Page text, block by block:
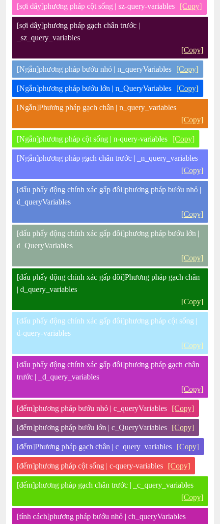
[sợi dây]phương pháp cột sống | sz-query-variables [Copy]
[sợi dây]phương pháp gạch chân trước |
_sz_query_variables
[Copy]
[Ngắn]phương pháp bướu nhỏ | n_queryVariables [Copy]
[Ngắn]phương pháp bướu lớn | n_QueryVariables [Copy]
[Ngắn]Phương pháp gạch chân | n_query_variables
[Copy]
[Ngắn]phương pháp cột sống | n-query-variables [Copy]
[Ngắn]phương pháp gạch chân trước | _n_query_variables
[Copy]
[dấu phẩy động chính xác gấp đôi]phương pháp bướu nhỏ |
d_queryVariables
[Copy]
[dấu phẩy động chính xác gấp đôi]phương pháp bướu lớn |
d_QueryVariables
[Copy]
[dấu phẩy động chính xác gấp đôi]Phương pháp gạch chân
| d_query_variables
[Copy]
[dấu phẩy động chính xác gấp đôi]phương pháp cột sống |
d-query-variables
[Copy]
[dấu phẩy động chính xác gấp đôi]phương pháp gạch chân
trước | _d_query_variables
[Copy]
[đếm]phương pháp bướu nhỏ | c_queryVariables [Copy]
[đếm]phương pháp bướu lớn | c_QueryVariables [Copy]
[đếm]Phương pháp gạch chân | c_query_variables [Copy]
[đếm]phương pháp cột sống | c-query-variables [Copy]
[đếm]phương pháp gạch chân trước | _c_query_variables
[Copy]
[tính cách]phương pháp bướu nhỏ | ch_queryVariables